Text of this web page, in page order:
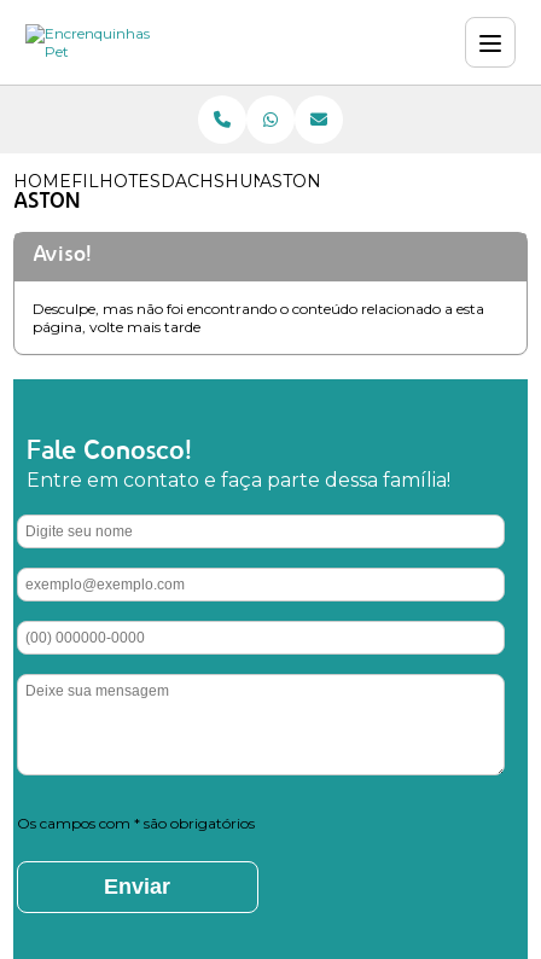
HOMEFILHOTESDACHSHUND (TECKEL MINIATURA)
ASTON
ASTON
Aviso!
Desculpe, mas não foi encontrando o conteúdo relacionado a esta
página, volte mais tarde
Fale Conosco!
Entre em contato e faça parte dessa família!
Os campos com * são obrigatórios